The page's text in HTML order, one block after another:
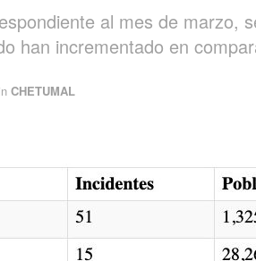
al mes de marzo,
han incrementado en
in CHETUMAL